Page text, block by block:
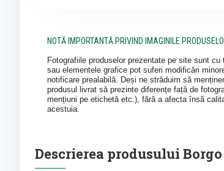
NOTĂ IMPORTANTĂ PRIVIND IMAGINILE
Fotografiile produselor prezentate pe site sunt
sau elementele grafice pot suferi modificări
notificare prealabilă. Deși ne străduim să
produsul livrat să prezinte diferențe față de
mențiuni pe etichetă etc.), fără a afecta însă
acestuia.
Descrierea produsului